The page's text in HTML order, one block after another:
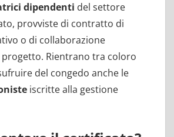
dipendenti del settore
provviste di contratto di
o di collaborazione
progetto. Rientrano tra coloro
del congedo anche le
iscritte alla gestione